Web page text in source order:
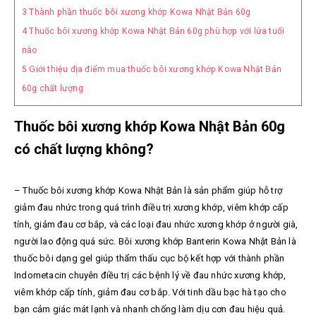
3 Thành phần thuốc bôi xương khớp Kowa Nhật Bản 60g
4Thuốc bôi xương khớp Kowa Nhật Bản 60g phù hợp với lứa tuổi
nào
5 Giới thiệu địa điểm mua thuốc bôi xương khớp Kowa Nhật Bản
60g chất lượng
Thuốc bôi xương khớp Kowa Nhật Bản 60g
có chất lượng không?
– Thuốc bôi xương khớp Kowa Nhật Bản là sản phẩm giúp hỗ trợ
giảm đau nhức trong quá trình điều trị xương khớp, viêm khớp cấp
tính, giảm đau cơ bắp, và các loại đau nhức xương khớp ở người già,
người lao động quá sức. Bôi xương khớp Banterin Kowa Nhật Bản là
thuốc bôi dạng gel giúp thẩm thấu cục bộ kết hợp với thành phần
Indometacin chuyên điều trị các bệnh lý về đau nhức xương khớp,
viêm khớp cấp tính, giảm đau cơ bắp. Với tinh dầu bạc hà tạo cho
bạn cảm giác mát lạnh và nhanh chống làm dịu cơn đau hiệu quả.